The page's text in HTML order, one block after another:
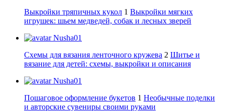
Выкройки тряпичных кукол 1 Выкройки мягких
игрушек: шьем медведей, собак и лесных зверей
Nusha01
Схемы для вязания ленточного кружева 2 Шитье и
вязание для детей: схемы, выкройки и описания
Nusha01
Пошаговое оформление букетов 1 Необычные поделки
и авторские сувениры своими руками